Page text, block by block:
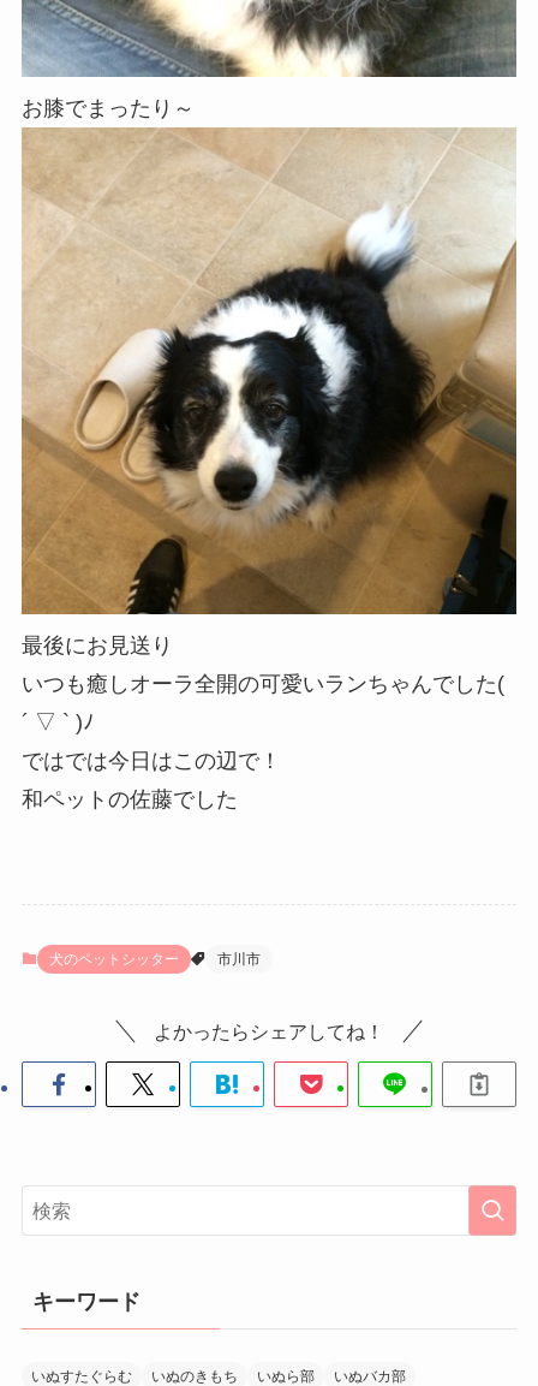
お膝でまったり～
最後にお見送り
いつも癒しオーラ全開の可愛いランちゃんでした(
´ ▽ ` )ﾉ
ではでは今日はこの辺で！
和ペットの佐藤でした
犬のペットシッター 市川市
よかったらシェアしてね！
キーワード
いぬすたぐらむ いぬのきもち いぬら部
いぬバカ部